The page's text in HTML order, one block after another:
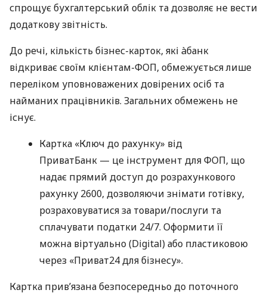
спрощує бухгалтерський облік та дозволяє не вести
додаткову звітність.
До речі, кількість бізнес-карток, які àбанк
відкриває своїм клієнтам-ФОП, обмежується лише
переліком уповноважених довірених осіб та
найманих працівників. Загальних обмежень не
існує.
Картка «Ключ до рахунку» від
ПриватБанк — це інструмент для ФОП, що
надає прямий доступ до розрахункового
рахунку 2600, дозволяючи знімати готівку,
розраховуватися за товари/послуги та
сплачувати податки 24/7. Оформити її
можна віртуально (Digital) або пластиковою
через «Приват24 для бізнесу».
Картка прив’язана безпосередньо до поточного